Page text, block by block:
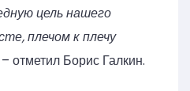
цель нашего
плечом к плечу
– отметил Борис Галкин.